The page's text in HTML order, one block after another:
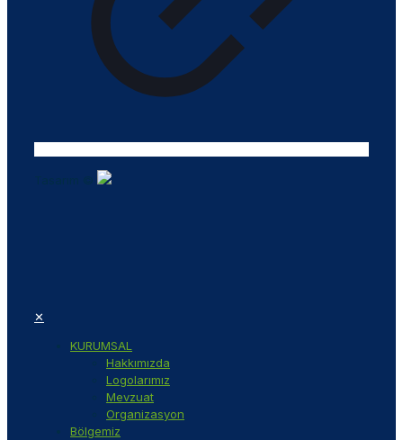
✕
KURUMSAL
Hakkımızda
Logolarımız
Mevzuat
Organizasyon
Bölgemiz